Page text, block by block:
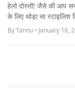
हेलो दोस्तों! जैसे की आप
के लिए थोड़ा सा स्टाइलिश
By Tannu • January 16,